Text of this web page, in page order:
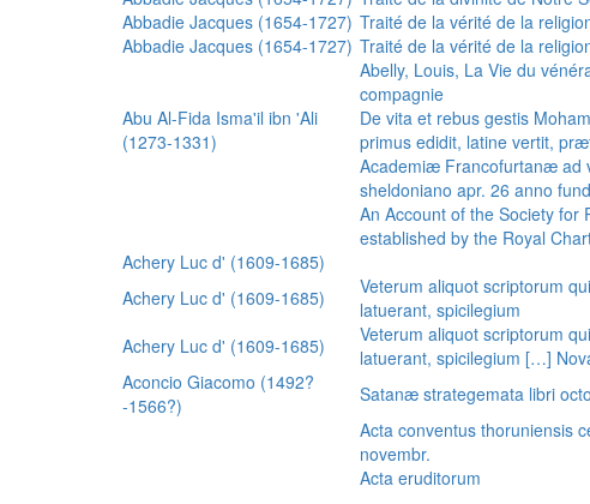
Abbadie Jacques (1654-1727) Traité de la vérité de la
Abbadie Jacques (1654-1727) Traité de la vérité de la
Abelly, Louis, La Vie du
compagnie
Abu Al-Fida Isma'il ibn 'Ali
(1273-1331)
De vita et rebus gestis
primus edidit, latine vertit,
Academiæ Francofurtanæ ad
sheldoniano apr. 26 anno
An Account of the Society for
established by the Royal
Achery Luc d' (1609-1685)
Achery Luc d' (1609-1685)
Veterum aliquot scriptorum
latuerant, spicilegium
Achery Luc d' (1609-1685)
Veterum aliquot scriptorum
latuerant, spicilegium […]
Aconcio Giacomo (1492?
-1566?)
Satanæ strategemata libri octo
Acta conventus thoruniensis
novembr.
Acta eruditorum